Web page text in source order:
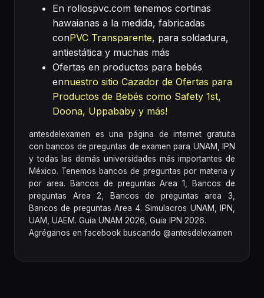
En rollospvc.com tenemos cortinas
hawaianas a la medida, fabricadas
conPVC Transparente, para soldadura,
antiestática y muchas más
Ofertas en productos para bebés
ennuestro sitio Cazador de Ofertas para
Productos de Bebés como Safety 1st,
Doona, Uppababy y más!
antesdelexamen es una página de internet gratuita
con bancos de preguntas de examen para UNAM, IPN
y todas las demás universidades más importantes de
México. Tenemos bancos de preguntas por materia y
por area. Bancos de preguntas Area 1, Bancos de
preguntas Area 2, Bancos de preguntas area 3,
Bancos de preguntas Area 4. Simulacros UNAM, IPN,
UAM, UAEM. Guia UNAM 2026, Guia IPN 2026.
Agréganos en facebook buscando @antesdelexamen